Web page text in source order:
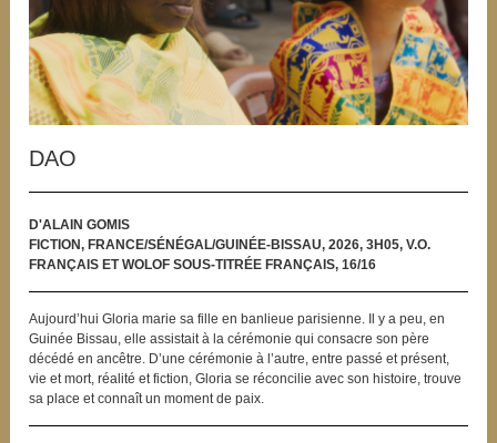
DAO
D'ALAIN GOMIS
FICTION, FRANCE/SÉNÉGAL/GUINÉE-BISSAU, 2026, 3H05, V.O.
FRANÇAIS ET WOLOF SOUS-TITRÉE FRANÇAIS, 16/16
Aujourd’hui Gloria marie sa fille en banlieue parisienne. Il y a peu, en
Guinée Bissau, elle assistait à la cérémonie qui consacre son père
décédé en ancêtre. D’une cérémonie à l’autre, entre passé et présent,
vie et mort, réalité et fiction, Gloria se réconcilie avec son histoire, trouve
sa place et connaît un moment de paix.